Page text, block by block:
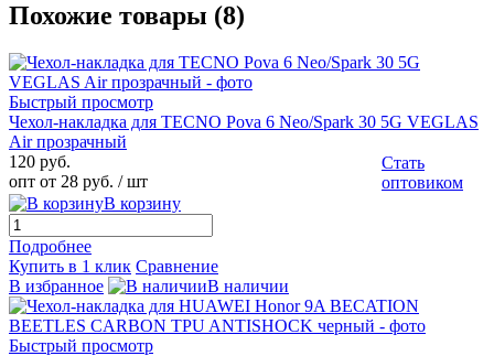
Похожие товары (8)
Быстрый просмотр
Чехол-накладка для TECNO Pova 6 Neo/Spark 30 5G VEGLAS
Air прозрачный
120 руб.
опт от 28 руб. / шт
Стать
оптовиком
В корзину
Подробнее
Купить в 1 клик Сравнение
В избранное
В наличии
Быстрый просмотр